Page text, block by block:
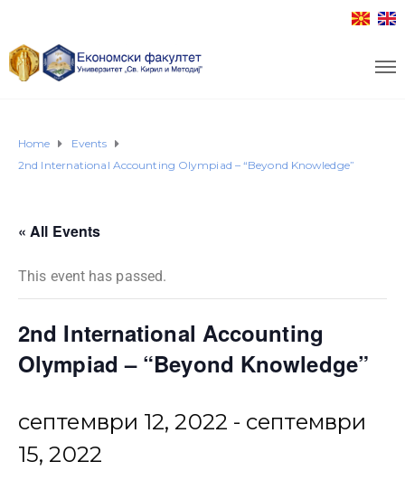
Home
Events
2nd International Accounting Olympiad – “Beyond Knowledge”
« All Events
This event has passed.
2nd International Accounting
Olympiad – “Beyond Knowledge”
септември 12, 2022 - септември
15, 2022